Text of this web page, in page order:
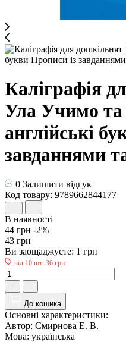
Каліграфія
Ула Учимо
англійські
завданнями
0 Залишити відгук
Код товару: 9789662844177
В наявності
44 грн -2%
43 грн
Ви заощаджуєте: 1 грн
від 10 шт: 36 грн
До кошика
Основні характеристики:
Автор: Смирнова Е. В.
Мова: українська